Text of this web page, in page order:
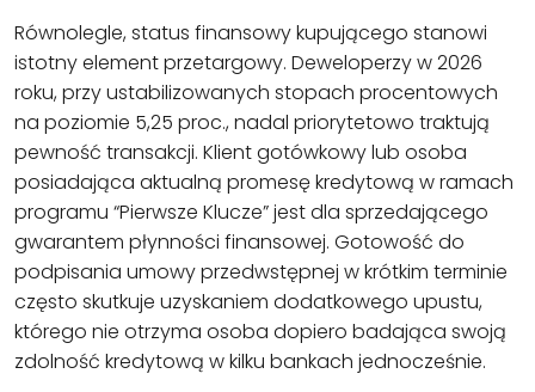
Równolegle, status finansowy kupującego stanowi
istotny element przetargowy. Deweloperzy w 2026
roku, przy ustabilizowanych stopach procentowych
na poziomie 5,25 proc., nadal priorytetowo traktują
pewność transakcji. Klient gotówkowy lub osoba
posiadająca aktualną promesę kredytową w ramach
programu “Pierwsze Klucze” jest dla sprzedającego
gwarantem płynności finansowej. Gotowość do
podpisania umowy przedwstępnej w krótkim terminie
często skutkuje uzyskaniem dodatkowego upustu,
którego nie otrzyma osoba dopiero badająca swoją
zdolność kredytową w kilku bankach jednocześnie.